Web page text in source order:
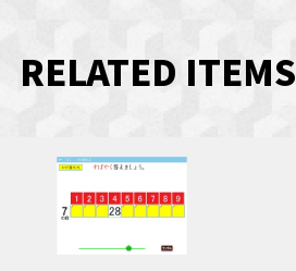
RELATED ITEMS